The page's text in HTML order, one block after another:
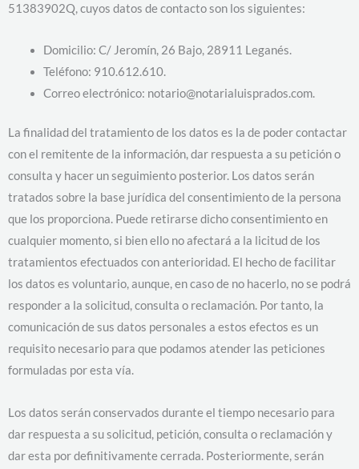
51383902Q, cuyos datos de contacto son los siguientes:
Domicilio: C/ Jeromín, 26 Bajo, 28911 Leganés.
Teléfono: 910.612.610.
Correo electrónico: notario@notarialuisprados.com.
La finalidad del tratamiento de los datos es la de poder contactar
con el remitente de la información, dar respuesta a su petición o
consulta y hacer un seguimiento posterior. Los datos serán
tratados sobre la base jurídica del consentimiento de la persona
que los proporciona. Puede retirarse dicho consentimiento en
cualquier momento, si bien ello no afectará a la licitud de los
tratamientos efectuados con anterioridad. El hecho de facilitar
los datos es voluntario, aunque, en caso de no hacerlo, no se podrá
responder a la solicitud, consulta o reclamación. Por tanto, la
comunicación de sus datos personales a estos efectos es un
requisito necesario para que podamos atender las peticiones
formuladas por esta vía.
Los datos serán conservados durante el tiempo necesario para
dar respuesta a su solicitud, petición, consulta o reclamación y
dar esta por definitivamente cerrada. Posteriormente, serán